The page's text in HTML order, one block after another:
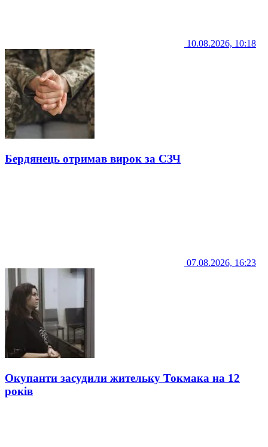
10.08.2026, 10:18
Бердянець отримав вирок за СЗЧ
07.08.2026, 16:23
Окупанти засудили жительку Токмака на 12
років